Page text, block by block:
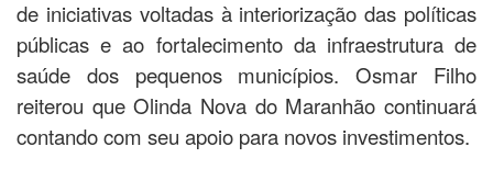
de iniciativas voltadas à interiorização das políticas
públicas e ao fortalecimento da infraestrutura de
saúde dos pequenos municípios. Osmar Filho
reiterou que Olinda Nova do Maranhão continuará
contando com seu apoio para novos investimentos.